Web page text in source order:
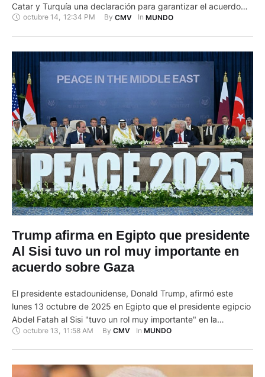
Catar y Turquía una declaración para garantizar el acuerdo
entre Israel y Hamás para poner fin a la guerra en Gaza. El
octubre 14, 12:34 PM By CMV In MUNDO
Trump afirma en Egipto que presidente
Al Sisi tuvo un rol muy importante en
acuerdo sobre Gaza
El presidente estadounidense, Donald Trump, afirmó este
lunes 13 octubre de 2025 en Egipto que el presidente egipcio
Abdel Fatah al Sisi "tuvo un rol muy importante" en la
negociación que permitió un cese el fuego en Gaza. El
octubre 13 11:58 AM By CMV In MUNDO